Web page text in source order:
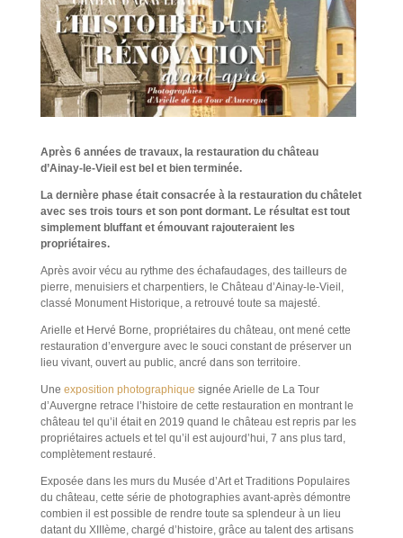
Après 6 années de travaux, la restauration du château
d’Ainay-le-Vieil est bel et bien terminée.
La dernière phase était consacrée à la restauration du châtelet
avec ses trois tours et son pont dormant. Le résultat est tout
simplement bluffant et émouvant rajouteraient les
propriétaires.
Après avoir vécu au rythme des échafaudages, des tailleurs de
pierre, menuisiers et charpentiers, le Château d’Ainay-le-Vieil,
classé Monument Historique, a retrouvé toute sa majesté.
Arielle et Hervé Borne, propriétaires du château, ont mené cette
restauration d’envergure avec le souci constant de préserver un
lieu vivant, ouvert au public, ancré dans son territoire.
Une exposition photographique signée Arielle de La Tour
d’Auvergne retrace l’histoire de cette restauration en montrant le
château tel qu’il était en 2019 quand le château est repris par les
propriétaires actuels et tel qu’il est aujourd’hui, 7 ans plus tard,
complètement restauré.
Exposée dans les murs du Musée d’Art et Traditions Populaires
du château, cette série de photographies avant-après démontre
combien il est possible de rendre toute sa splendeur à un lieu
datant du XIIIème, chargé d’histoire, grâce au talent des artisans